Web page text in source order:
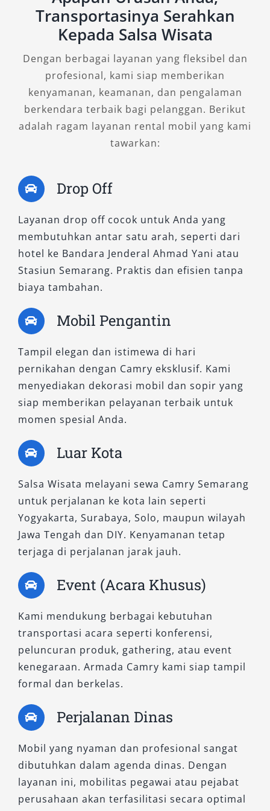
adalah pilihan ideal bagi pelanggan yang
cerdas dan sadar teknologi. Menggabungkan
mesin bensin 2.5L dengan motor listrik, varian
ini memberikan sensasi berkendara yang
halus, senyap, dan hemat bahan bakar. Desain
eksterior yang aerodinamis dilengkapi dengan
velg sporty, grille modern, serta lampu LED
tajam yang menambah kesan eksklusif.
dan inovasi. Fitur-fitur seperti sunroof,
wireless charger, head unit touchscreen,
pengalaman berkendara semakin
menyenangkan. Layanan sewa Camry Hybrid
Semarang sangat direkomendasikan bagi
pelanggan yang ingin tampil elegan sekaligus
mendukung gaya hidup berkelanjutan.
Dengan menawarkan dua tipe pilihan yaitu
Wisata memastikan setiap kebutuhan
pelanggan dapat terpenuhi dengan baik, dari
sisi estetika, kenyamanan, hingga efisiensi.
Seluruh unit disiapkan dalam kondisi prima
dan siap melayani kebutuhan transportasi
eksekutif Anda di Semarang dengan layanan
rental mobil Camry Semarang yang
Jangan ragu untuk memilih layanan terbaik dari
Salsa Wisata. Hubungi kami sekarang dan
temukan sendiri pengalaman berkendara
premium melalui sewa mobil Camry Semarang
yang nyaman, aman, dan berkelas.
Transportasinya Serahkan
Kepada Salsa Wisata
Dengan berbagai layanan yang fleksibel dan
profesional, kami siap memberikan
kenyamanan, keamanan, dan pengalaman
berkendara terbaik bagi pelanggan. Berikut
adalah ragam layanan rental mobil yang kami
tawarkan:
Drop Off
Layanan drop off cocok untuk Anda yang
membutuhkan antar satu arah, seperti dari
hotel ke Bandara Jenderal Ahmad Yani atau
Stasiun Semarang. Praktis dan efisien tanpa
biaya tambahan.
Mobil Pengantin
Tampil elegan dan istimewa di hari
pernikahan dengan Camry eksklusif. Kami
menyediakan dekorasi mobil dan sopir yang
siap memberikan pelayanan terbaik untuk
momen spesial Anda.
Luar Kota
Salsa Wisata melayani sewa Camry Semarang
untuk perjalanan ke kota lain seperti
Yogyakarta, Surabaya, Solo, maupun wilayah
Jawa Tengah dan DIY. Kenyamanan tetap
terjaga di perjalanan jarak jauh.
Event (Acara Khusus)
Kami mendukung berbagai kebutuhan
transportasi acara seperti konferensi,
peluncuran produk, gathering, atau event
kenegaraan. Armada Camry kami siap tampil
formal dan berkelas.
Perjalanan Dinas
Mobil yang nyaman dan profesional sangat
dibutuhkan dalam agenda dinas. Dengan
layanan ini, mobilitas pegawai atau pejabat
perusahaan akan terfasilitasi secara optimal